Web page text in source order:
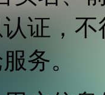
证，
务。